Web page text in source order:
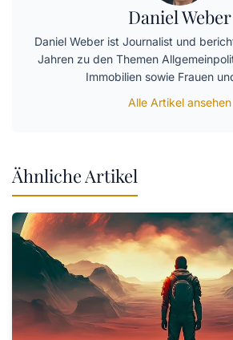
Daniel Weber
Daniel Weber ist Journalist und
Jahren zu den Themen
Immobilien sowie Frauen
Alle Artikel ansehen
Ähnliche Artikel